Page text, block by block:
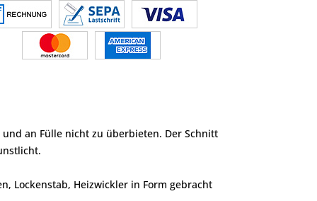
an Fülle nicht zu überbieten. Der Schnitt
Lockenstab, Heizwickler in Form gebracht